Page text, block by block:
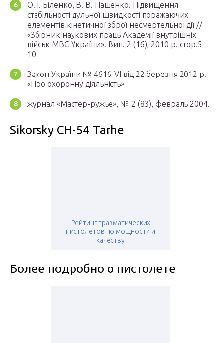
О. І. Біленко, В. В. Пащенко. Підвищення
стабільності дульної швидкості поражаючих
елементів кінетичної зброї несмертельної дії //
«Збірник наукових праць Академії внутрішніх
військ МВС України». Вип. 2 (16), 2010 р. стор.5-
10
Закон України № 4616-VI вiд 22 березня 2012 р.
«Про охоронну діяльність»
журнал «Мастер-ружьё», № 2 (83), февраль 2004.
Sikorsky CH-54 Tarhe
Рейтинг травматических
пистолетов по мощности и
качеству
Более подробно о пистолете